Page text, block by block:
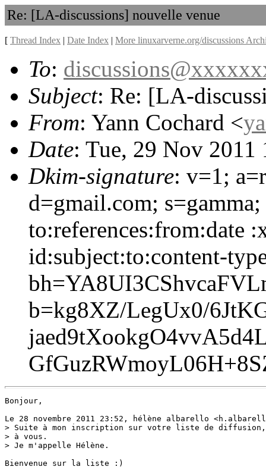
Re: [LA-discussions] nouvelle venue
[ Thread Index | Date Index | More linuxarverne.org/discussions
To:
Subject: Re: [LA-
From: Yann Cochard <
Date: Tue, 29 Nov 2011
Dkim-signature: v=1;
d=gmail.com;
to:references:from:date
id:subject:to:content-
b=kg8XZ/LegUx0/
Bonjour,
Le 28 novembre 2011 23:52, hélène albarello
> Suite à mon inscription sur votre liste de diffusion,
> à vous.
> Je m'appelle Hélène.
Bienvenue sur la liste :)